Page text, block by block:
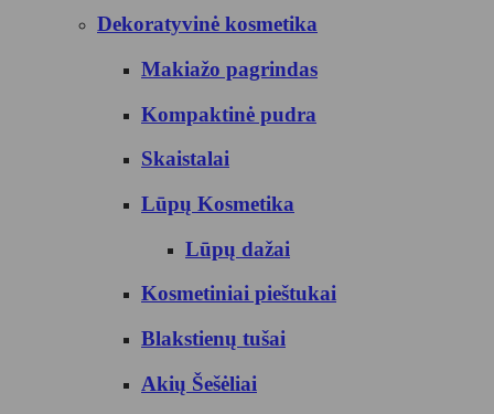
Dekoratyvinė kosmetika
Makiažo pagrindas
Kompaktinė pudra
Skaistalai
Lūpų Kosmetika
Lūpų dažai
Kosmetiniai pieštukai
Blakstienų tušai
Akių Šešėliai